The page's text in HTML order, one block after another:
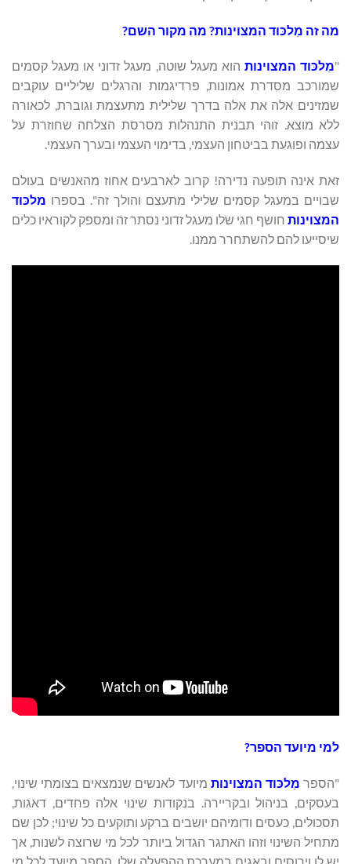
מה זה מִלכּוד המצוינות? מה מקור השם?
"מִלכּוד המצוינות הוא מעגל שוטה, מעגל זדוני או מעגל קסמים
שמורכב מסדרת אמונות, פרדיגמות והרגלים שליליים עוקבים
שמזינים אלה את אלה בדרך שלילית מתעצמת וגוברת, לכאורה
ללא מוצא. זוהי תבנית התנהלות מסרסת הצלחה שחוזרת על
עצמה ופוגעת בביטחון העצמי, בדימוי העצמי ובערך העצמי.
זאת אינה תופעה נדירה! קרוב לארבעים אחוז מהאנשים בעולם
שבויים במעגל קסמים שלילי מתעצם והולך זה". בספרו מלכּוד
המצוינות חושף חגי שלו מעגל זדוני נסתר זה ומספק לקוראיו כלים
שיסייעו להם להשתחרר ממנו.
למי מיועד הספר?
"הספר מִלכּוד המצוינות מיועד לאנשים שנמצאים בצומתי שינוי,
בעסקים, בניהול ובקריירה. בנקודות שינוי אלה פחדים, דאגות,
תסכולים, כעסים ודומיהם יושבים ברקע ותוקעים כל שינוי; לכן שם
מתחיל השינוי וזהו האתגר הגדול ביותר לכל מי שרוצה לשנות, אך
יש לו וירוסים ובאגים במערכת ההפעלה שלו. הספר מיועד לכל מי